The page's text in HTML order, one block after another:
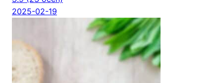
2025-02-19